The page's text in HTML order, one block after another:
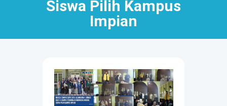
Siswa Pilih Kampus
Impian